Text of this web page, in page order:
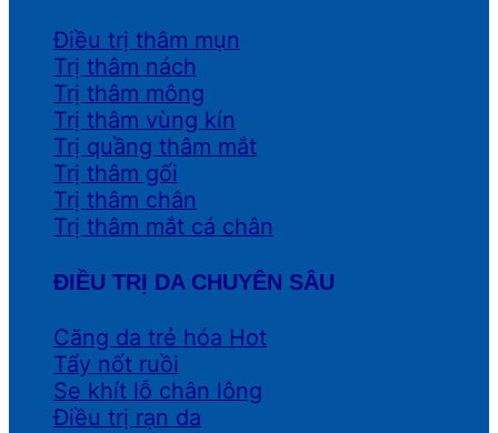
Điều trị thâm mụn
Trị thâm nách
Trị thâm mông
Trị thâm vùng kín
Trị quầng thâm mắt
Trị thâm gối
Trị thâm chân
Trị thâm mắt cá chân
ĐIỀU TRỊ DA CHUYÊN SÂU
Căng da trẻ hóa
Tẩy nốt ruồi
Se khít lỗ chân lông
Điều trị rạn da